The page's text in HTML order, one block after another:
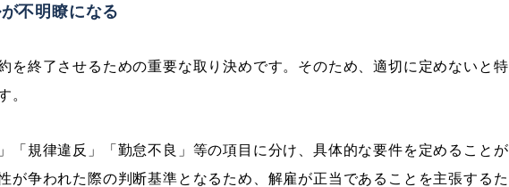
不明瞭になる
を終了させるための重要な取り決めです。そのため、適切に定めないと特
。
「規律違反」「勤怠不良」等の項目に分け、具体的な要件を定めることが
が争われた際の判断基準となるため、解雇が正当であることを主張するた